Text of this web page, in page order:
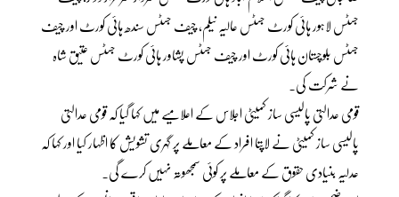
جسٹس لاہور ہائی کورٹ جسٹس عالیہ نیلم، چیف جسٹس سندھ ہائی کورٹ اور چیف
جسٹس بلوچستان ہائی کورٹ اور چیف جسٹس پشاور ہائی کورٹ جسٹس عتیق شاہ
نے شرکت کی۔
قومی عدالتی پالیسی ساز کمیٹی اجلاس کے اعلامیے میں کہا گیا کہ قومی عدالتی
پالیسی ساز کمیٹی نے لاپتا افراد کے معاملے پر گہری تشویش کا اظہار کیا اور کہا کہ
عدلیہ بنیادی حقوق کے معاملے پر کوئی سمجھوتہ نہیں کرے گی۔